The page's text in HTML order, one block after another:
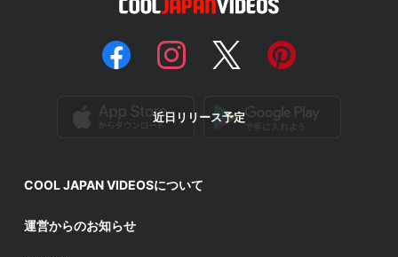
近日リリース予定
COOL JAPAN VIDEOSについて
運営からのお知らせ